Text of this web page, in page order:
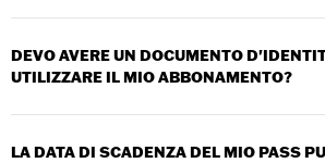
No, gli abbonamenti annuali non sono
DEVO AVERE UN DOCUMENTO
UTILIZZARE IL MIO ABBONAMENTO?
Sì, potrebbe essere richiesto un
LA DATA DI SCADENZA DEL MIO PASS